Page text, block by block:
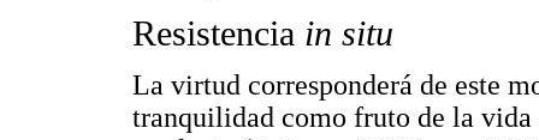
Resistencia in situ
La virtud corresponderá de este
tranquilidad como fruto de la vida